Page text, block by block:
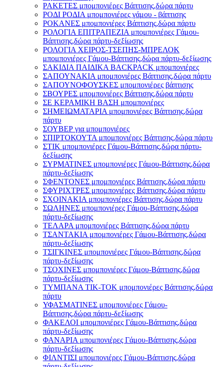
ΡΑΚΕΤΕΣ μπομπονιέρες Βάπτισης,δώρα πάρτυ
ΡΟΔΙ ΡΟΔΙΑ μπομπονιέρες γάμου - βάπτισης
ΡΟΚΑΝΕΣ μπομπονιέρες Βάπτισης,δώρα πάρτυ
ΡΟΛΟΓΙΑ ΕΠΙΤΡΑΠΕΖΙΑ μπομπονιέρες Γάμου-
Βάπτισης,δώρα πάρτυ-δεξίωσης
ΡΟΛΟΓΙΑ ΧΕΙΡΟΣ-ΤΣΕΠΗΣ-ΜΠΡΕΛΟΚ
μπομπονιέρες Γάμου-Βάπτισης,δώρα πάρτυ-δεξίωσης
ΣΑΚΙΔΙΑ ΠΑΙΔΙΚΑ BACKPACK μπομπονιέρες
ΣΑΠΟΥΝΑΚΙΑ μπομπονιέρες Βάπτισης,δώρα πάρτυ
ΣΑΠΟΥΝΟΦΟΥΣΚΕΣ μπομπονιέρες βάπτισης
ΣΒΟΥΡΕΣ μπομπονιέρες Βάπτισης,δώρα πάρτυ
ΣΕ ΚΕΡΑΜΙΚΗ ΒΑΣΗ μπομπονιέρες
ΣΗΜΕΙΩΜΑΤΑΡΙΑ μπομπονιέρες Βάπτισης,δώρα
πάρτυ
ΣΟΥΒΕΡ για μπομπονιέρες
ΣΠΙΡΤΟΚΟΥΤΑ μπομπονιέρες Βάπτισης,δώρα πάρτυ
ΣΤΙΚ μπομπονιέρες Γάμου-Βάπτισης,δώρα πάρτυ-
δεξίωσης
ΣΥΡΜΑΤΙΝΕΣ μπομπονιέρες Γάμου-Βάπτισης,δώρα
πάρτυ-δεξίωσης
ΣΦΕΝΤΟΝΕΣ μπομπονιέρες Βάπτισης,δώρα πάρτυ
ΣΦΥΡΙΧΤΡΕΣ μπομπονιέρες Βάπτισης,δώρα πάρτυ
ΣΧΟΙΝΑΚΙΑ μπομπονιέρες Βάπτισης,δώρα πάρτυ
ΣΩΛΗΝΕΣ μπομπονιέρες Γάμου-Βάπτισης,δώρα
πάρτυ-δεξίωσης
ΤΕΛΑΡΑ μπομπονιέρες Βάπτισης,δώρα πάρτυ
ΤΣΑΝΤΑΚΙΑ μπομπονιέρες Γάμου-Βάπτισης,δώρα
πάρτυ-δεξίωσης
ΤΣΙΓΚΙΝΕΣ μπομπονιέρες Γάμου-Βάπτισης,δώρα
πάρτυ-δεξίωσης
ΤΣΟΧΙΝΕΣ μπομπονιέρες Γάμου-Βάπτισης,δώρα
πάρτυ-δεξίωσης
ΤΥΜΠΑΝΑ ΤΙΚ-ΤΟΚ μπομπονιέρες Βάπτισης,δώρα
πάρτυ
ΥΦΑΣΜΑΤΙΝΕΣ μπομπονιέρες Γάμου-
Βάπτισης,δώρα πάρτυ-δεξίωσης
ΦΑΚΕΛΟΙ μπομπονιέρες Γάμου-Βάπτισης,δώρα
πάρτυ-δεξίωσης
ΦΑΝΑΡΙΑ μπομπονιέρες Γάμου-Βάπτισης,δώρα
πάρτυ-δεξίωσης
ΦΙΛΝΤΙΣΙ μπομπονιέρες Γάμου-Βάπτισης,δώρα